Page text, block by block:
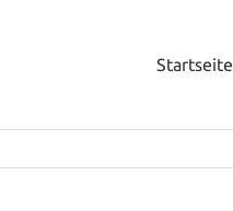
Startseite